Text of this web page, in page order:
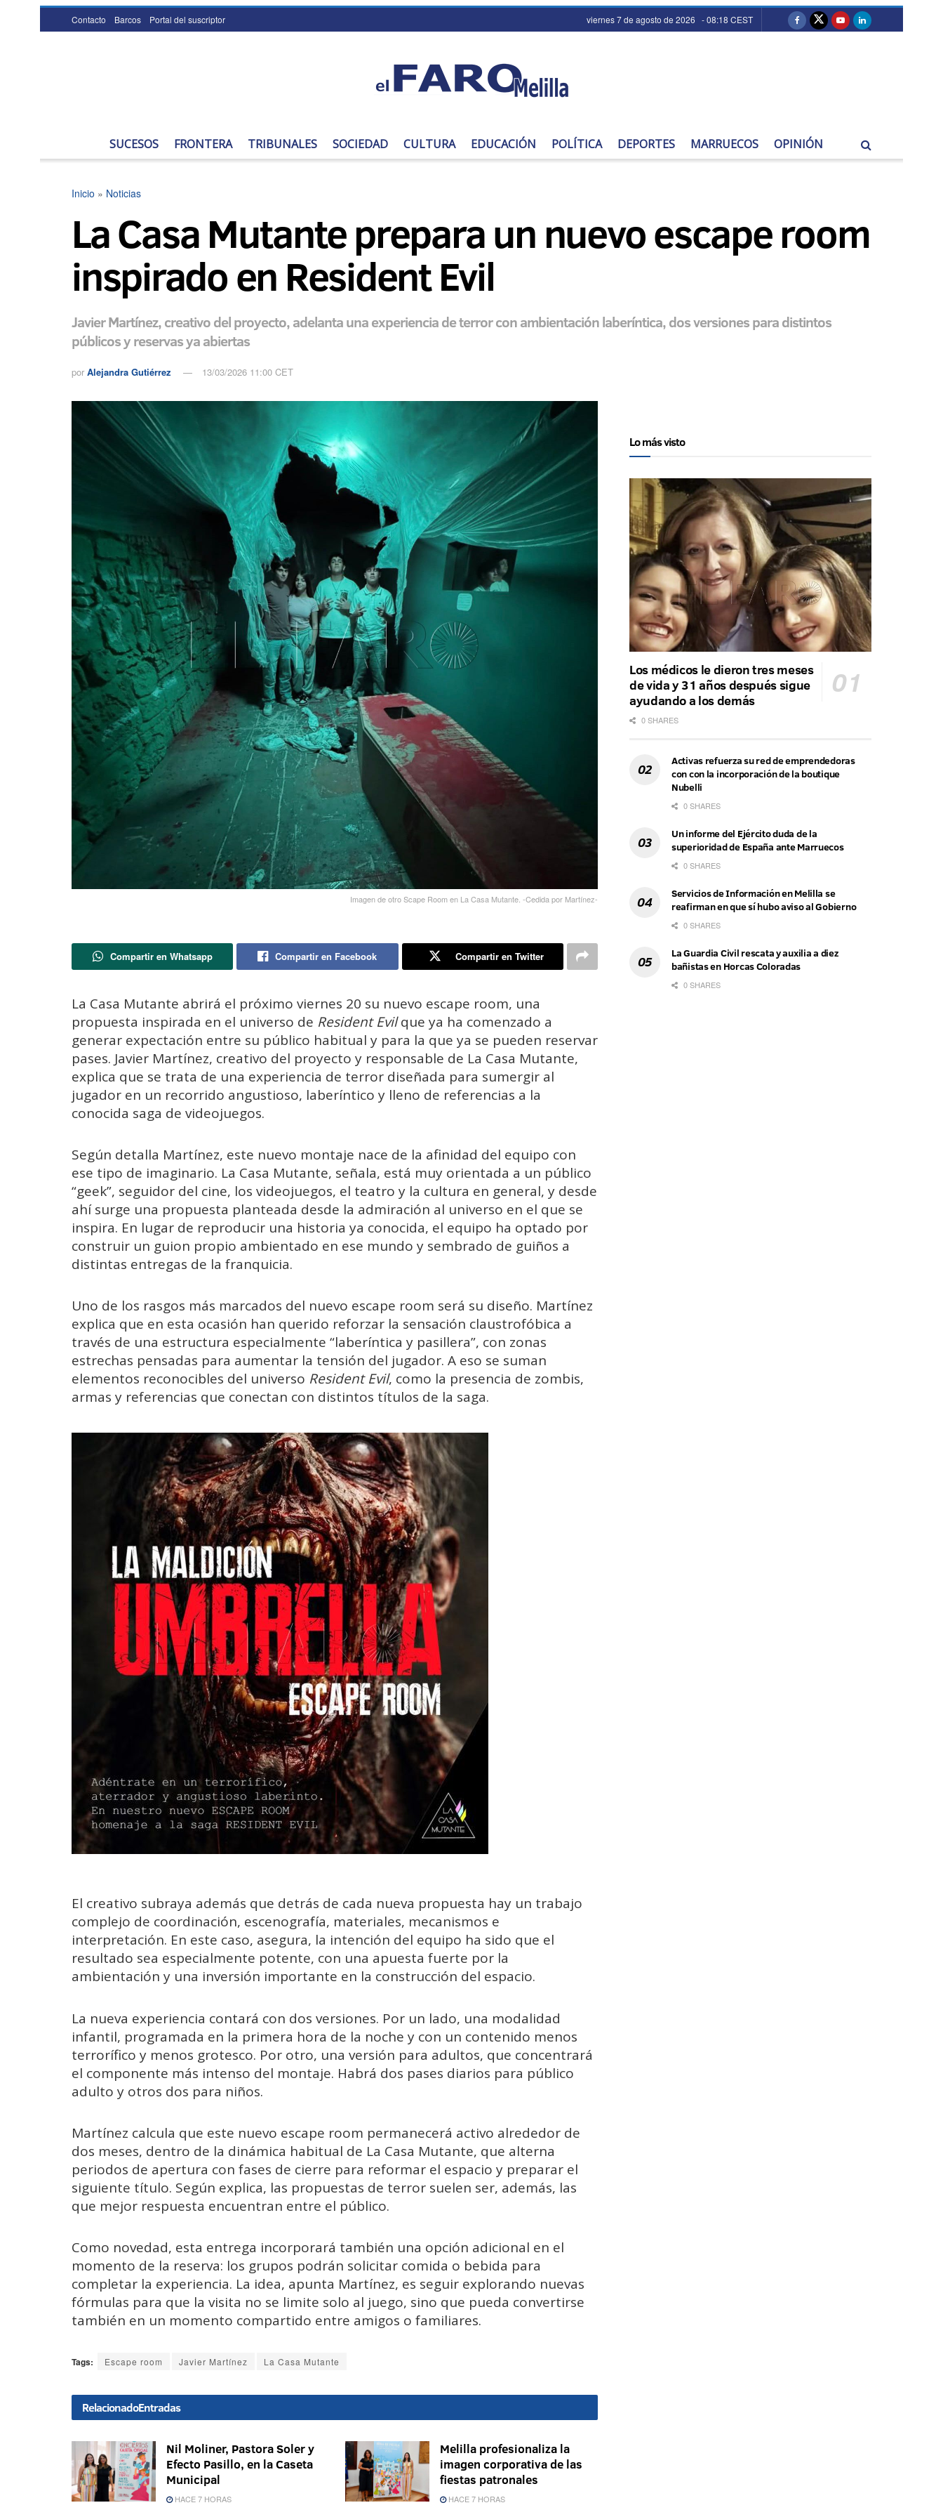
Contacto Barcos Portal del suscriptor viernes 7 de agosto de 2026 - 08:18 CEST
SUCESOS FRONTERA TRIBUNALES SOCIEDAD CULTURA EDUCACIÓN POLÍTICA DEPORTES MARRUECOS OPINIÓN
Inicio » Noticias
La Casa Mutante prepara un nuevo escape room
inspirado en Resident Evil
Javier Martínez, creativo del proyecto, adelanta una experiencia de terror con ambientación laberíntica, dos versiones para distintos
públicos y reservas ya abiertas
por Alejandra Gutiérrez 13/03/2026 11:00 CET
Imagen de otro Scape Room en La Casa Mutante. -Cedida por Martínez-
Compartir en Whatsapp Compartir en Facebook Compartir en Twitter
La Casa Mutante abrirá el próximo viernes 20 su nuevo escape room, una
propuesta inspirada en el universo de ResidentEvil que ya ha comenzado a
generar expectación entre su público habitual y para la que ya se pueden reservar
pases. Javier Martínez, creativo del proyecto y responsable de La Casa Mutante,
explica que se trata de una experiencia de terror diseñada para sumergir al
jugador en un recorrido angustioso, laberíntico y lleno de referencias a la
conocida saga de videojuegos.
Según detalla Martínez, este nuevo montaje nace de la afinidad del equipo con
ese tipo de imaginario. La Casa Mutante, señala, está muy orientada a un público
“geek”, seguidor del cine, los videojuegos, el teatro y la cultura en general, y desde
ahísurge una propuesta planteada desde la admiración al universo en el que se
inspira. En lugar de reproducir una historia ya conocida, el equipo ha optado por
construir un guion propio ambientado en ese mundo y sembrado de guiños a
distintas entregas de la franquicia.
Uno de los rasgos más marcados del nuevo escape room será su diseño. Martínez
explica que en esta ocasión han querido reforzar la sensación claustrofóbica a
través de una estructura especialmente “laberíntica y pasillera”, con zonas
estrechas pensadas para aumentar la tensión del jugador. A eso se suman
elementos reconocibles del universo ResidentEvil, como la presencia de zombis,
armas y referencias que conectan con distintos títulos de la saga.
El creativo subraya además que detrás de cada nueva propuesta hay un trabajo
complejo de coordinación, escenografía, materiales, mecanismos e
interpretación. En este caso, asegura, la intención del equipo ha sido que el
resultado sea especialmente potente, con una apuesta fuerte por la
ambientación y una inversión importante en la construcción del espacio.
La nueva experiencia contará con dos versiones. Por un lado, una modalidad
infantil, programada en la primera hora de la noche y con un contenido menos
terrorífico y menos grotesco. Por otro, una versión para adultos, que concentrará
el componente más intenso del montaje. Habrá dos pases diarios para público
adulto y otros dos para niños.
Martínez calcula que este nuevo escape room permanecerá activo alrededor de
dos meses, dentro de la dinámica habitual de La Casa Mutante, que alterna
periodos de apertura con fases de cierre para reformar el espacio y preparar el
siguiente título. Según explica, las propuestas de terror suelen ser, además, las
que mejor respuesta encuentran entre el público.
Como novedad, esta entrega incorporará también una opción adicional en el
momento de la reserva: los grupos podrán solicitar comida o bebida para
completar la experiencia. La idea, apunta Martínez, es seguir explorando nuevas
fórmulas para que la visita no se limite solo al juego, sino que pueda convertirse
también en un momento compartido entre amigos o familiares.
Tags: Escape room Javier Martínez La Casa Mutante
RelacionadoEntradas
Nil Moliner, Pastora Soler y
Efecto Pasillo, en la Caseta
Municipal
HACE 7 HORAS
Melilla profesionaliza la
imagen corporativa de las
fiestas patronales
HACE 7 HORAS
Lo más visto
Los médicos le dieron tres meses
de vida y 31 años después sigue
ayudando a los demás
0 SHARES
Activas refuerza su red de emprendedoras
con con la incorporación de la boutique
Nubelli
0 SHARES
Un informe del Ejército duda de la
superioridad de España ante Marruecos
0 SHARES
Servicios de Información en Melilla se
reafirman en que sí hubo aviso al Gobierno
0 SHARES
La Guardia Civil rescata y auxilia a diez
bañistas en Horcas Coloradas
0 SHARES